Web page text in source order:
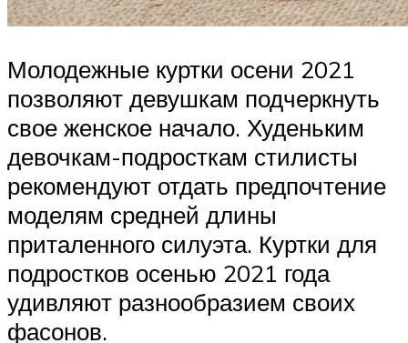
Молодежные куртки осени 2021
позволяют девушкам подчеркнуть
свое женское начало. Худеньким
девочкам-подросткам стилисты
рекомендуют отдать предпочтение
моделям средней длины
приталенного силуэта. Куртки для
подростков осенью 2021 года
удивляют разнообразием своих
фасонов.